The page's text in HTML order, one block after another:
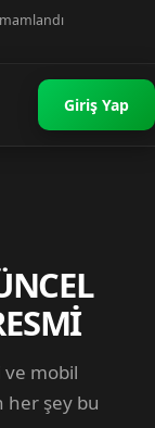
Giriş Yap
mobil
her şey bu